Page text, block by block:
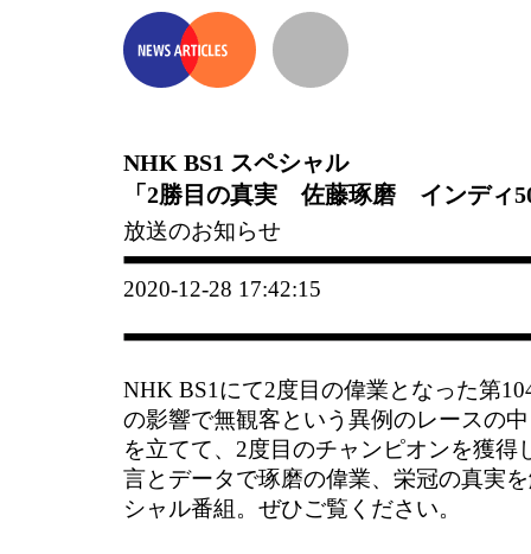
NHK BS1 スペシャル
「2勝目の真実 佐藤琢磨 インディ
放送のお知らせ
2020-12-28 17:42:15
NHK BS1にて2度目の偉業となった第
の影響で無観客という異例のレースの
を立てて、2度目のチャンピオンを獲
言とデータで琢磨の偉業、栄冠の真実
シャル番組。ぜひご覧ください。